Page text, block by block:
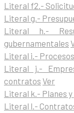
Literal f2.-
Literal g.-
Literal h.-
gubernamentales
Literal i.-
Literal j.-
contratos Ver
Literal k.- Planes
Literal l.-